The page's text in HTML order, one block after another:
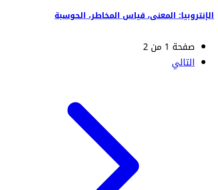
الإنتروبيا: المعنى، قياس المخاطر، الحوسبة
صفحة 1 من 2
التالي